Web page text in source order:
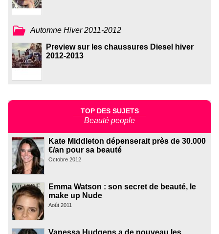
Automne Hiver 2011-2012
Preview sur les chaussures Diesel hiver
2012-2013
TOP DES SUJETS
Beauté people
Kate Middleton dépenserait près de 30.000
€/an pour sa beauté
Octobre 2012
Emma Watson : son secret de beauté, le
make up Nude
Août 2011
Vanessa Hudgens a de nouveau les